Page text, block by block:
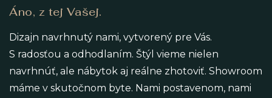
Áno, z tej Vašej.
Dizajn navrhnutý nami, vytvorený pre Vás.
S radosťou a odhodlaním. Štýl vieme nielen
navrhnúť, ale nábytok aj reálne zhotoviť. Showroom
máme v skutočnom byte. Nami postavenom, nami